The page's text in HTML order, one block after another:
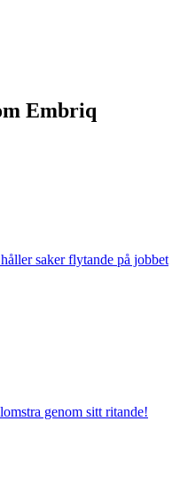
Embriq
saker flytande på jobbet
genom sitt ritande!